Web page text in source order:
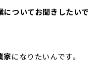
ついてお聞きしたいで
家になりたいんです。